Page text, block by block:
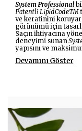
System Professional
Patentli LipidCodeTM
ve keratinini
görünümü için
Saçın ihtiyacına
deneyimi sunan
yapısını ve
Devamını Göster